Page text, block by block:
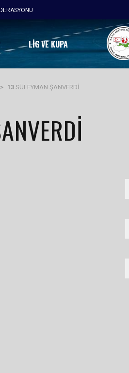
LIG VE KUPA
> 13 SÜLEYMAN ŞANVERDİ